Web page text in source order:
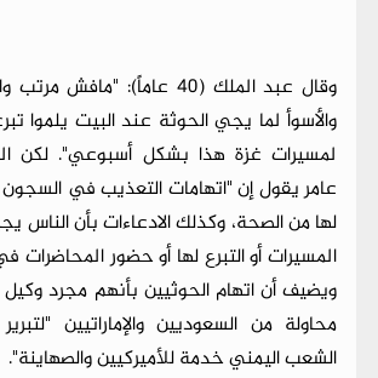
وقال عبد الملك (40 عاماً):
والأسوأ لما يجي الحوثة عند البيت يلموا
لمسيرات غزة هذا بشكل أسبوعي". لكن
عامر يقول إن "اتهامات التعذيب في السجون
لها من الصحة، وكذلك الادعاءات بأن الناس
المسيرات أو التبرع لها أو حضور المحاضرات
ويضيف أن اتهام الحوثيين بأنهم مجرد
محاولة من السعوديين والإماراتيين
الشعب اليمني خدمة للأميركيين والصهاينة".